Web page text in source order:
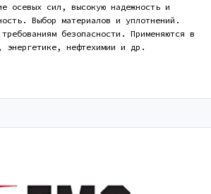
осевых сил, высокую надежность и
Выбор материалов и уплотнений.
требованиям безопасности. Применяются в
энергетике, нефтехимии и др.